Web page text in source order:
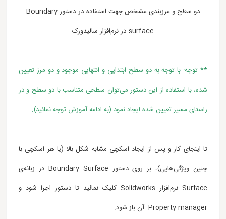
دو سطح و مرزبندی مشخص جهت استفاده در دستور Boundary
surface در نرم‌افزار سالیدورک
** توجه: با توجه به دو سطح ابتدایی و انتهایی موجود و دو مرز تعیین
شده، با استفاده از این دستور می‌توان سطحی متناسب با دو سطح و در
راستای مسیر تعیین شده ایجاد نمود (به ادامه آموزش توجه نمائید).
تا اینجای کار و پس از ایجاد اسکچی مشابه شکل بالا (یا هر اسکچی با
چنین ویژگی‌هایی)، بر روی دستور Boundary Surface در زبانه‌ی
Surface نرم‌افزار Solidworks کلیک نمائید تا دستور اجرا شود و
Property manager آن باز شود.